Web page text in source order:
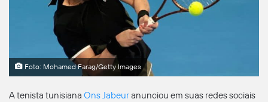
Foto: Mohamed Farag/Getty Images
A tenista tunisiana Ons Jabeuranunciou em suas redes sociais